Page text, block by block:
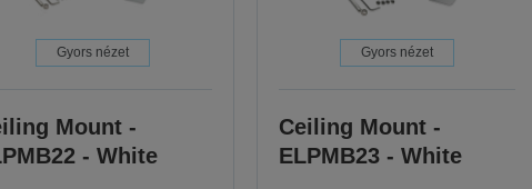
Gyors nézet
Mount -
- White
Gyors nézet
Ceiling Mount -
ELPMB23 - White